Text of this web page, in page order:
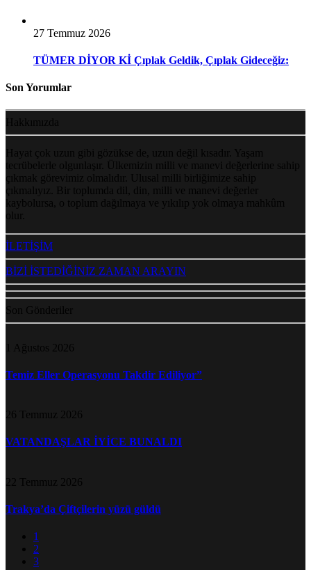
27 Temmuz 2026
TÜMER DİYOR Kİ Çıplak Geldik, Çıplak Gideceğiz:
Son Yorumlar
Hakkımızda
Hayat çok uzun gibi gözükse de, uzun değil kısadır. Yaşam
tecrübelerle olgunlaşır. Ülkemizin milli ve manevi değerlerine sahip
çıkmak görevimiz olmalıdır. Ulusal milli birliğimize sahip
çıkmalıyız. Bir toplumda dil, din, milli ve manevi değerler
kaybolursa, o toplum dağılmaya ve yıkılıp yok olmaya mahkûm
olur.
İLETİŞİM
BİZİ İSTEDİĞİNİZ ZAMAN ARAYIN
Son Gönderiler
1 Ağustos 2026
Temiz Eller Operasyonu Takdir Ediliyor”
26 Temmuz 2026
VATANDAŞLAR İYİCE BUNALDI
22 Temmuz 2026
Trakya’da Çiftçilerin yüzü güldü
1
2
3